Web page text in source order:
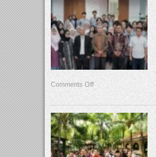
Comments Off